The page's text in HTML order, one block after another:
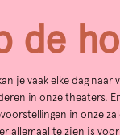
de
je vaak elke dag naar
in onze theaters.
in onze
allemaal te zien is